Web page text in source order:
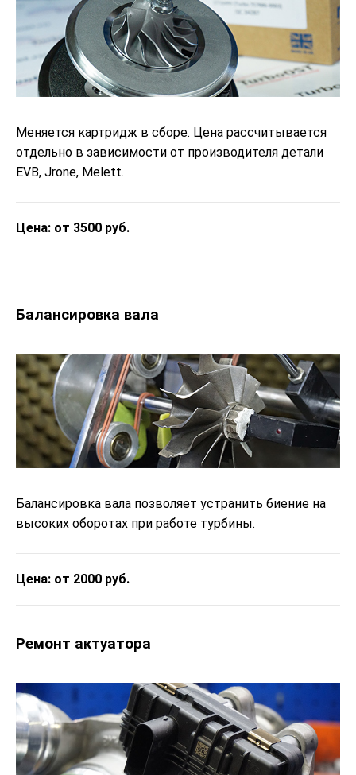
Меняется картридж в сборе. Цена рассчитывается
отдельно в зависимости от производителя детали
EVB, Jrone, Melett.
Цена: от 3500 руб.
Балансировка вала
Балансировка вала позволяет устранить биение на
высоких оборотах при работе турбины.
Цена: от 2000 руб.
Ремонт актуатора